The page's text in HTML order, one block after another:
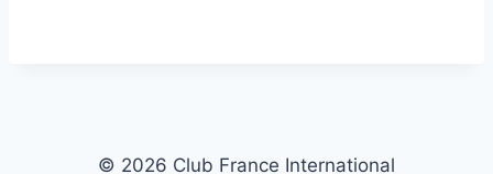
© 2026 Club France International